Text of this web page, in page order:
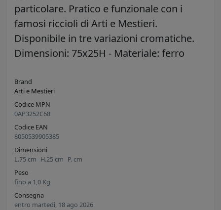
particolare. Pratico e funzionale con i
famosi riccioli di Arti e Mestieri.
Disponibile in tre variazioni cromatiche.
Dimensioni: 75x25H - Materiale: ferro
Brand
Arti e Mestieri
Codice MPN
0AP3252C68
Codice EAN
8050539905385
Dimensioni
L.75 cm H.25 cm P. cm
Peso
fino a 1,0 Kg
Consegna
entro martedì, 18 ago 2026